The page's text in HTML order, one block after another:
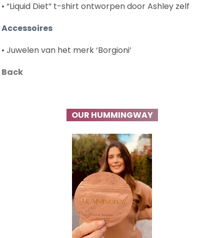
• “Liquid Diet” t-shirt ontworpen door Ashley zelf
Accessoires
• Juwelen van het merk ‘Borgioni’
Back
OUR HUMMINGWAY